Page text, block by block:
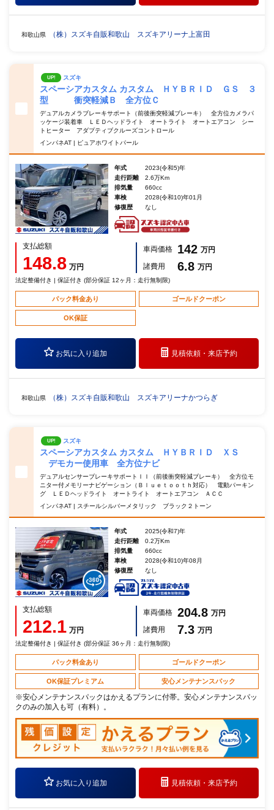
和歌山県 （株）スズキ自販和歌山 スズキアリーナ上富田
UP! スズキ
スペーシアカスタム カスタム ＨＹＢＲＩＤ ＧＳ ３
型 衝突軽減Ｂ 全方位Ｃ
デュアルカメラブレーキサポート（前後衝突軽減ブレーキ） 全方位カメラパ
ッケージ装着車 ＬＥＤヘッドライト オートライト オートエアコン シー
トヒーター アダプティブクルーズコントロール
インパネAT | ピュアホワイトパール
年式
2023(令和5)年
走行距離
2.6万Km
排気量
660cc
車検
2028(令和10)年01月
修復歴
なし
支払総額
148.8 万円
車両価格 142 万円
諸費用
6.8 万円
法定整備付き | 保証付き (部分保証 12ヶ月：走行無制限)
パック料金あり ゴールドクーポン
OK保証
お気に入り追加 見積依頼・来店予約
和歌山県 （株）スズキ自販和歌山 スズキアリーナかつらぎ
UP! スズキ
スペーシアカスタム カスタム ＨＹＢＲＩＤ ＸＳ
デモカー使用車 全方位ナビ
デュアルセンサーブレーキサポートＩＩ（前後衝突軽減ブレーキ） 全方位モ
ニター付メモリーナビゲーション（Ｂｌｕｅｔｏｏｔｈ対応） 電動パーキン
グ ＬＥＤヘッドライト オートライト オートエアコン ＡＣＣ
インパネAT | スチールシルバーメタリック ブラック２トーン
年式
2025(令和7)年
走行距離
0.2万Km
排気量
660cc
車検
2028(令和10)年08月
修復歴
なし
支払総額
212.1 万円
車両価格 204.8 万円
諸費用
7.3 万円
法定整備付き | 保証付き (部分保証 36ヶ月：走行無制限)
パック料金あり ゴールドクーポン
OK保証プレミアム 安心メンテナンスパック
※安心メンテナンスパックはかえるプランに付帯。安心メンテナンスパッ
クのみの加入も可（有料）。
お気に入り追加 見積依頼・来店予約